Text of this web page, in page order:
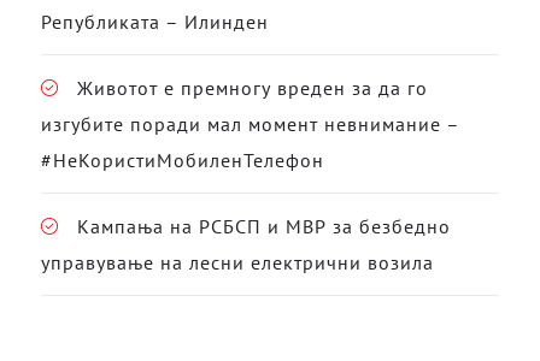
Републиката – Илинден
Животот е премногу вреден за да го
изгубите поради мал момент невнимание –
#НеКористиМобиленТелефон
Кампања на РСБСП и МВР за безбедно
управување на лесни електрични возила